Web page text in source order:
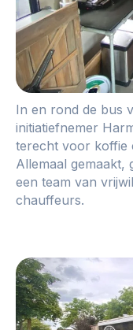
In en rond de bus
initiatiefnemer
terecht voor koffie
Allemaal gemaakt,
een team van
chauffeurs.